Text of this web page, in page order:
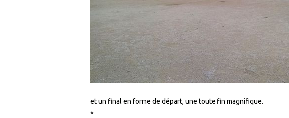
et un final en forme de départ, une toute fin magnifique.
*